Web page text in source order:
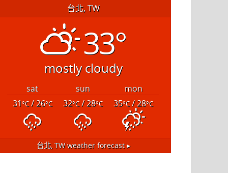
台北, TW
33°
mostly cloudy
sat sun
mon
31°C/ 26°C 32°C/ 28°C 35°C/ 28°C
台北, TWweather forecast ▸